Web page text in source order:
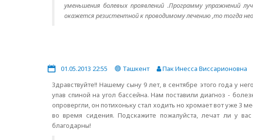
уменьшения болевых проявлений .Программу упражнений
окажется резистентной к проводимому лечению ,то тогда
01.05.2013 22:55 Ташкент
Пак Инесса Виссарионовна
Здравствуйте!! Нашему сыну 9 лет, в сентябре этого года у
упав спиной на угол бассейна. Нам поставили диагноз -
опровергли, он потихоньку стал ходить но хромает вот уже 3
во время сидения. Подскажите пожалуйста, лечат ли у
благодарны!